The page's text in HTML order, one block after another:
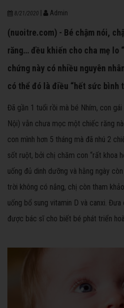
8/21/2020 Admin
(nuoitre.com) - Bé chậm nói,
răng… đều khiến cho cha mẹ lo
chứng này có nhiều nguyên
có thể đó là điều “hết sức bình
Đã gần 1 tuổi rồi mà bé Nhím, con
Nội) vẫn chưa mọc một chiếc răng
con mình hơn 5 tháng mà đã nhú 2
sốt ruột, bởi chị chăm con “rất khoa
uống đủ dinh dưỡng và hằng ngày
trời không có nắng, chị còn tham
uống bổ sung vitamin D và canxi.
được bác sĩ cho biết bé phát triển